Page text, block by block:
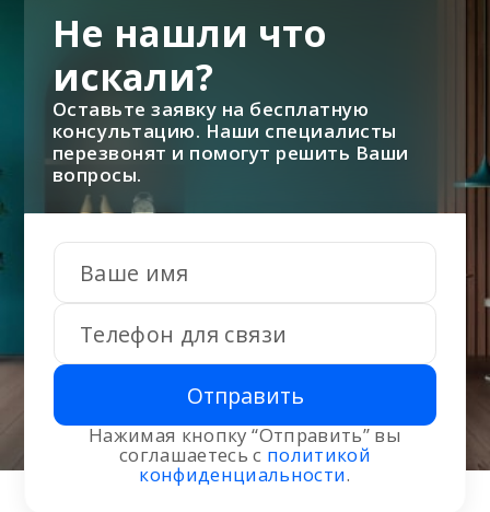
Отправить
Нажимая кнопку “Отправить” вы
соглашаетесь с политикой
конфиденциальности.
Не нашли что
искали?
Оставьте заявку на бесплатную
консультацию. Наши специалисты
перезвонят и помогут решить Ваши
вопросы.